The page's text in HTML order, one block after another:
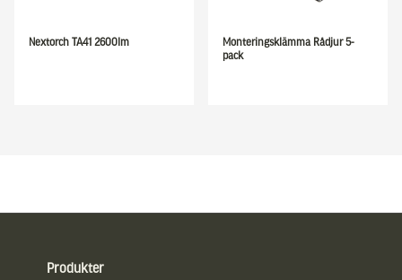
Nextorch TA41 2600lm
Monteringsklämma Rådjur 5-
pack
Produkter